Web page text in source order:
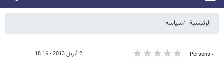
الرئيسية سیاسه
٠ Persons 2 أبريل 2013 - 18:16